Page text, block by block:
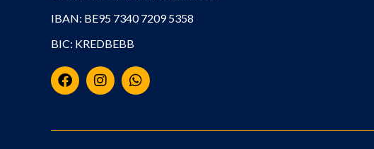
IBAN: BE95 7340 7209 5358
BIC: KREDBEBB